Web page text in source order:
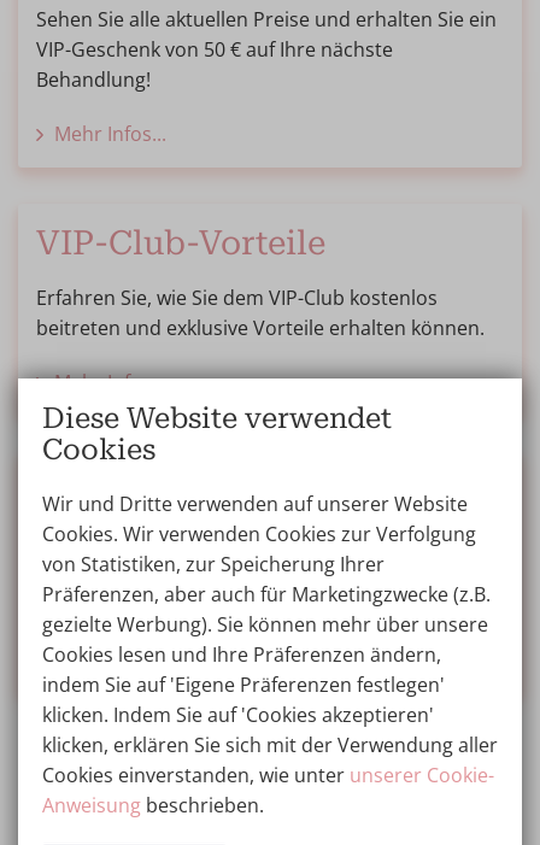
Sehen Sie alle aktuellen Preise und erhalten Sie ein
VIP-Geschenk von 50 € auf Ihre nächste
Behandlung!
Mehr Infos...
VIP-Club-Vorteile
Erfahren Sie, wie Sie dem VIP-Club kostenlos
beitreten und exklusive Vorteile erhalten können.
Mehr Infos...
Geschenkgutschein
Der Gutschein der Wellness Kliniek ist ein
originelles Geschenk für Sie selbst oder einen
lieben Menschen.
Mehr Infos...
Plastische Chirurgie in der
Wellness Kliniek
Diese Website verwendet
Cookies
Wir und Dritte verwenden auf unserer Website
Cookies. Wir verwenden Cookies zur Verfolgung
von Statistiken, zur Speicherung Ihrer
Präferenzen, aber auch für Marketingzwecke (z.B.
gezielte Werbung). Sie können mehr über unsere
Cookies lesen und Ihre Präferenzen ändern,
indem Sie auf 'Eigene Präferenzen festlegen'
klicken. Indem Sie auf 'Cookies akzeptieren'
klicken, erklären Sie sich mit der Verwendung aller
Cookies einverstanden, wie unter unserer Cookie-
Anweisungbeschrieben.